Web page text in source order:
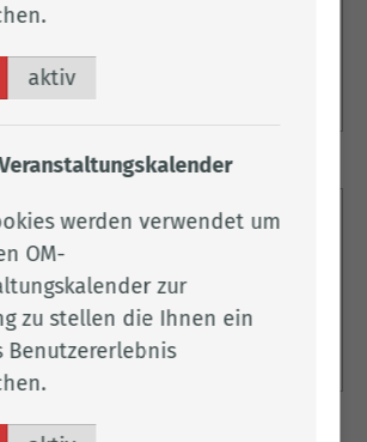
Informationen
Verfahrensinformationen und
Anhörung.
Informationen
aktiv
werden verwendet um
OM-
zur
zu stellen die Ihnen ein
Benutzererlebnis